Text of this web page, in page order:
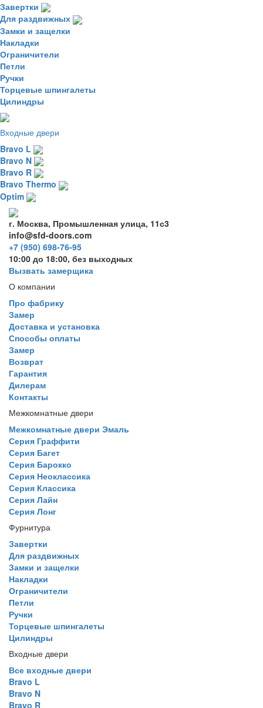
Завертки
Для раздвижных
Замки и защелки
Накладки
Ограничители
Петли
Ручки
Торцевые шпингалеты
Цилиндры
Входные двери
Bravo L
Bravo N
Bravo R
Bravo Thermo
Optim
г. Москва, Промышленная улица, 11с3
info@sfd-doors.com
+7 (950) 698-76-95
10:00 до 18:00, без выходных
Вызвать замерщика
О компании
Про фабрику
Замер
Доставка и установка
Способы оплаты
Замер
Возврат
Гарантия
Дилерам
Контакты
Межкомнатные двери
Межкомнатные двери Эмаль
Серия Граффити
Серия Багет
Серия Барокко
Серия Неоклассика
Серия Классика
Серия Лайн
Серия Лонг
Фурнитура
Завертки
Для раздвижных
Замки и защелки
Накладки
Ограничители
Петли
Ручки
Торцевые шпингалеты
Цилиндры
Входные двери
Все входные двери
Bravo L
Bravo N
Bravo R